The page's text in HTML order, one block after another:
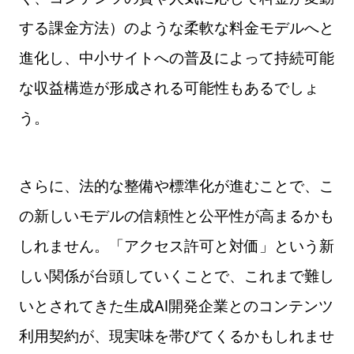
する課金方法）のような柔軟な料金モデルへと
進化し、中小サイトへの普及によって持続可能
な収益構造が形成される可能性もあるでしょ
う。
さらに、法的な整備や標準化が進むことで、こ
の新しいモデルの信頼性と公平性が高まるかも
しれません。「アクセス許可と対価」という新
しい関係が台頭していくことで、これまで難し
いとされてきた生成AI開発企業とのコンテンツ
利用契約が、現実味を帯びてくるかもしれませ